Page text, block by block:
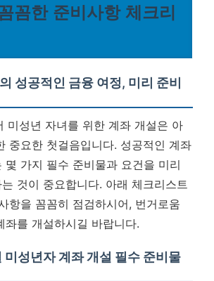
꼼한 준비사항 체크리
성공적인 금융 여정, 미리 준비
미성년 자녀를 위한 계좌 개설은 아
중요한 첫걸음입니다. 성공적인 계좌
몇 가지 필수 준비물과 요건을 미리
것이 중요합니다. 아래 체크리스트
항을 꼼꼼히 점검하시어, 번거로움
좌를 개설하시길 바랍니다.
미성년자 계좌 개설 필수 준비물